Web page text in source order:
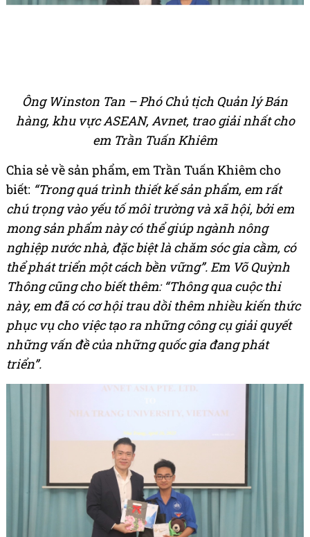
Ông Winston Tan – Phó Chủ tịch Quản lý Bán
hàng, khu vực ASEAN, Avnet, trao giải nhất cho
em Trần Tuấn Khiêm
Chia sẻ về sản phẩm, em Trần Tuấn Khiêm cho
biết: “Trong quá trình thiết kế sản phẩm, em rất
chú trọng vào yếu tố môi trường và xã hội, bởi em
mong sản phẩm này có thể giúp ngành nông
nghiệp nước nhà, đặc biệt là chăm sóc gia cầm, có
thể phát triển một cách bền vững”. Em Võ Quỳnh
Thông cũng cho biết thêm: “Thông qua cuộc thi
này, em đã có cơ hội trau dồi thêm nhiều kiến thức
phục vụ cho việc tạo ra những công cụ giải quyết
những vấn đề của những quốc gia đang phát
triển”.